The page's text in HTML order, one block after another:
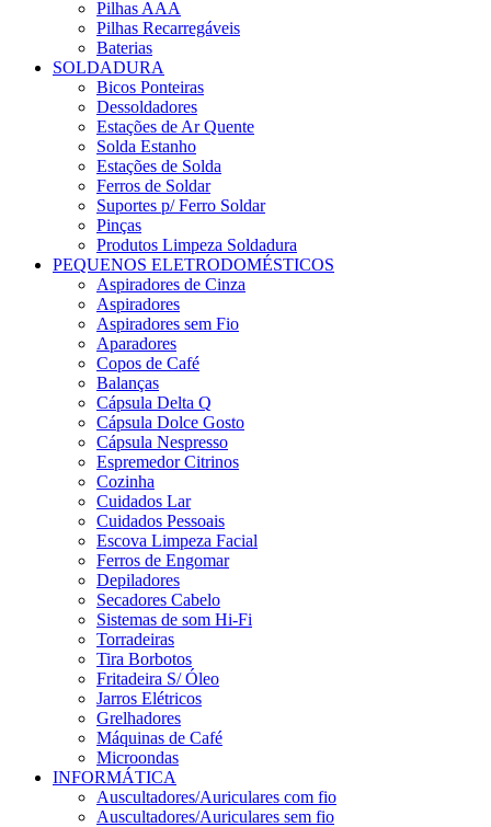
Pilhas AAA
Pilhas Recarregáveis
Baterias
SOLDADURA
Bicos Ponteiras
Dessoldadores
Estações de Ar Quente
Solda Estanho
Estações de Solda
Ferros de Soldar
Suportes p/ Ferro Soldar
Pinças
Produtos Limpeza Soldadura
PEQUENOS ELETRODOMÉSTICOS
Aspiradores de Cinza
Aspiradores
Aspiradores sem Fio
Aparadores
Copos de Café
Balanças
Cápsula Delta Q
Cápsula Dolce Gosto
Cápsula Nespresso
Espremedor Citrinos
Cozinha
Cuidados Lar
Cuidados Pessoais
Escova Limpeza Facial
Ferros de Engomar
Depiladores
Secadores Cabelo
Sistemas de som Hi-Fi
Torradeiras
Tira Borbotos
Fritadeira S/ Óleo
Jarros Elétricos
Grelhadores
Máquinas de Café
Microondas
INFORMÁTICA
Auscultadores/Auriculares com fio
Auscultadores/Auriculares sem fio